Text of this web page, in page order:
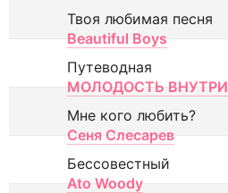
Твоя любимая песня
Beautiful Boys
Путеводная
МОЛОДОСТЬ ВНУТРИ
Мне кого любить?
Сеня Слесарев
Бессовестный
Ato Woody